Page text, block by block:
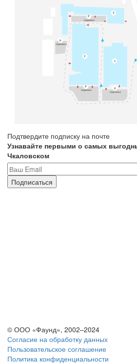
парковка
парковка
парковка
p
парковка
p
p
p
1
2
3
Подтвердите подписку на почте
Узнавайте первыми о самых
Чкаловском
© ООО «Фаунд», 2002–2024
Согласие на обработку данных
Пользовательское соглашение
Политика конфиденциальности